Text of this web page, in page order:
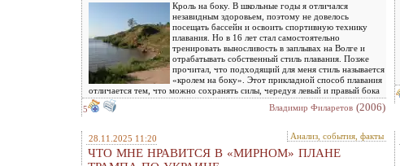
Кроль на боку. В школьные годы я отличался
незавидным здоровьем, поэтому не довелось
посещать бассейн и освоить спортивную технику
плавания. Но в 16 лет стал самостоятельно
тренировать выносливость в заплывах на Волге и
отрабатывать собственный стиль плавания. Позже
прочитал, что подходящий для меня стиль называется
«кролем на боку». Этот прикладной способ плавания
отличается тем, что можно сохранять силы, чередуя левый и правый бока
5
Владимир Филаретов (2006)
28.11.2025 11:20 Анализ, события, факты
ЧТО МНЕ НРАВИТСЯ В «МИРНОМ» ПЛАНЕ